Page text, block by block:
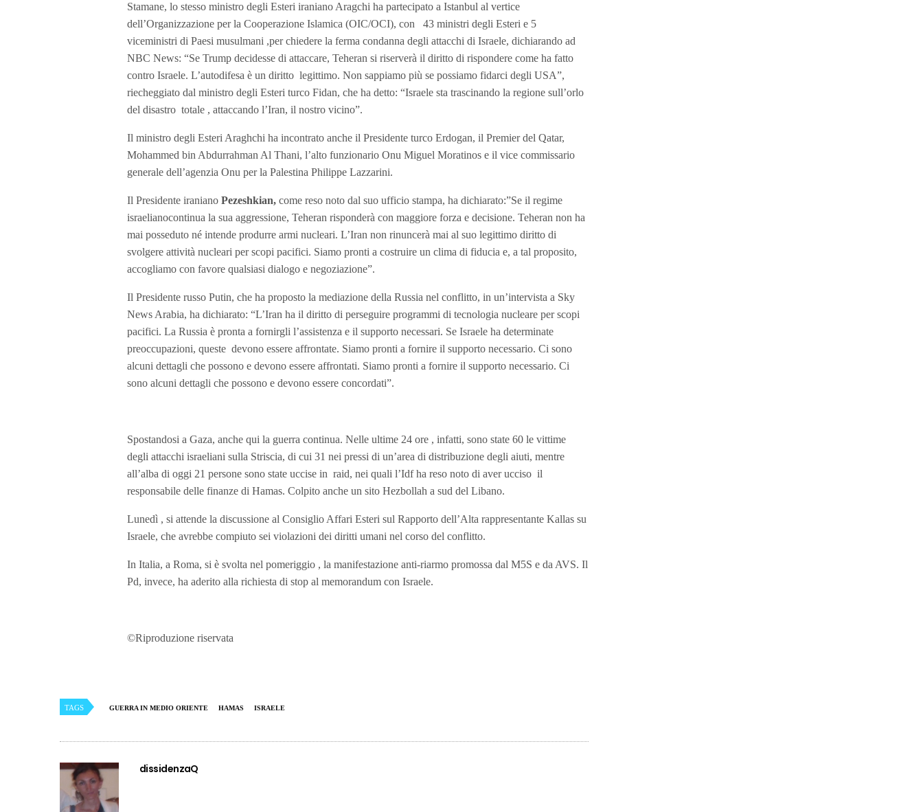
Stamane, lo stesso ministro degli Esteri iraniano Aragchi ha partecipato a Istanbul al vertice
dell’Organizzazione per la Cooperazione Islamica (OIC/OCI), con 43 ministri degli Esteri e 5
viceministri di Paesi musulmani ,per chiedere la ferma condanna degli attacchi di Israele, dichiarando ad
NBC News: “Se Trump decidesse di attaccare, Teheran si riserverà il diritto di rispondere come ha fatto
contro Israele. L’autodifesa è un diritto legittimo. Non sappiamo più se possiamo fidarci degli USA”,
riecheggiato dal ministro degli Esteri turco Fidan, che ha detto: “Israele sta trascinando la regione sull’orlo
del disastro totale , attaccando l’Iran, il nostro vicino”.
Il ministro degli Esteri Araghchi ha incontrato anche il Presidente turco Erdogan, il Premier del Qatar,
Mohammed bin Abdurrahman Al Thani, l’alto funzionario Onu Miguel Moratinos e il vice commissario
generale dell’agenzia Onu per la Palestina Philippe Lazzarini.
Il Presidente iraniano Pezeshkian, come reso noto dal suo ufficio stampa, ha dichiarato:”Se il regime
israelianocontinua la sua aggressione, Teheran risponderà con maggiore forza e decisione. Teheran non ha
mai posseduto né intende produrre armi nucleari. L’Iran non rinuncerà mai al suo legittimo diritto di
svolgere attività nucleari per scopi pacifici. Siamo pronti a costruire un clima di fiducia e, a tal proposito,
accogliamo con favore qualsiasi dialogo e negoziazione”.
Il Presidente russo Putin, che ha proposto la mediazione della Russia nel conflitto, in un’intervista a Sky
News Arabia, ha dichiarato: “L’Iran ha il diritto di perseguire programmi di tecnologia nucleare per scopi
pacifici. La Russia è pronta a fornirgli l’assistenza e il supporto necessari. Se Israele ha determinate
preoccupazioni, queste devono essere affrontate. Siamo pronti a fornire il supporto necessario. Ci sono
alcuni dettagli che possono e devono essere affrontati. Siamo pronti a fornire il supporto necessario. Ci
sono alcuni dettagli che possono e devono essere concordati”.
Spostandosi a Gaza, anche qui la guerra continua. Nelle ultime 24 ore , infatti, sono state 60 le vittime
degli attacchi israeliani sulla Striscia, di cui 31 nei pressi di un’area di distribuzione degli aiuti, mentre
all’alba di oggi 21 persone sono state uccise in raid, nei quali l’Idf ha reso noto di aver ucciso il
responsabile delle finanze di Hamas. Colpito anche un sito Hezbollah a sud del Libano.
Lunedì , si attende la discussione al Consiglio Affari Esteri sul Rapporto dell’Alta rappresentante Kallas su
Israele, che avrebbe compiuto sei violazioni dei diritti umani nel corso del conflitto.
In Italia, a Roma, si è svolta nel pomeriggio , la manifestazione anti-riarmo promossa dal M5S e da AVS. Il
Pd, invece, ha aderito alla richiesta di stop al memorandum con Israele.
©Riproduzione riservata
TAGS GUERRA IN MEDIO ORIENTE HAMAS ISRAELE
dissidenzaQ